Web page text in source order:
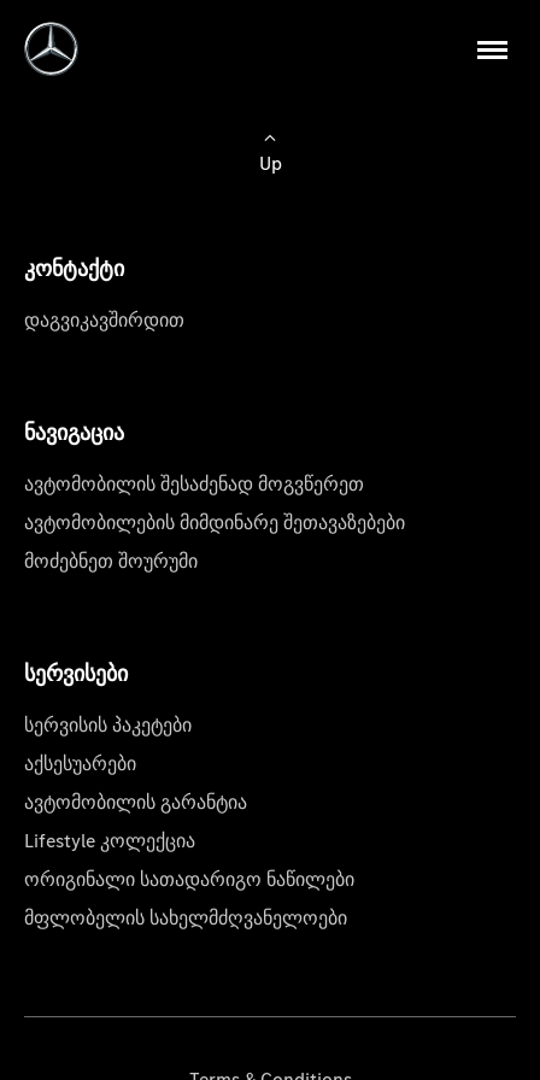
Up
კონტაქტი
დაგვიკავშირდით
ნავიგაცია
ავტომობილის შესაძენად მოგვწერეთ
ავტომობილების მიმდინარე შეთავაზებები
მოძებნეთ შოურუმი
სერვისები
სერვისის პაკეტები
აქსესუარები
ავტომობილის გარანტია
Lifestyle კოლექცია
ორიგინალი სათადარიგო ნაწილები
მფლობელის სახელმძღვანელოები